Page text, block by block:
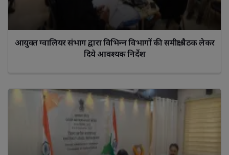
आयुक्‍त ग्‍वालियर संभाग द्वारा विभिन्‍न विभागों की समीक्षा बैठक लेकर
दिये आवश्‍यक निर्देश